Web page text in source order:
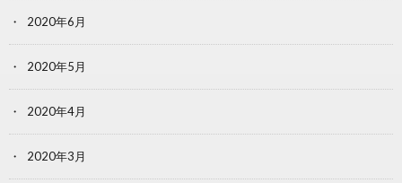
2020年6月
2020年5月
2020年4月
2020年3月